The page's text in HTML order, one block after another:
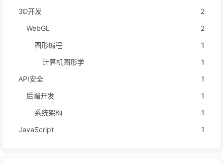
3D开发
2
WebGL
2
图形编程
1
计算机图形学
1
API安全
1
后端开发
1
系统架构
1
JavaScript
1